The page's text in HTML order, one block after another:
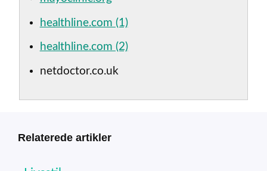
healthline.com (1)
healthline.com (2)
netdoctor.co.uk
Relaterede artikler